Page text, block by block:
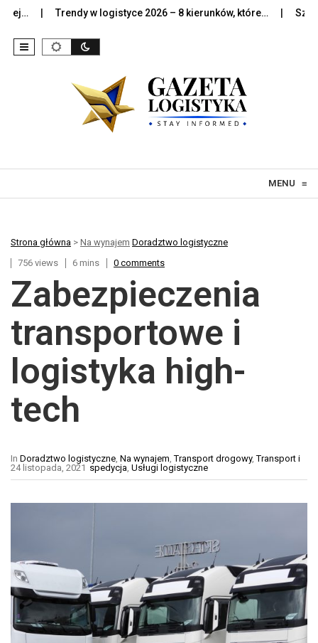
Trendy w logistyce 2026 – 8 kierunków, które… Sztuczna
MENU ≡
Strona główna > Na wynajem Doradztwo logistyczne
756 views
6 mins 0 comments
Zabezpieczenia
transportowe i
logistyka high-
tech
In Doradztwo logistyczne, Na wynajem,Transport drogowy,Transport i
spedycja, Usługi logistyczne
24 listopada, 2021